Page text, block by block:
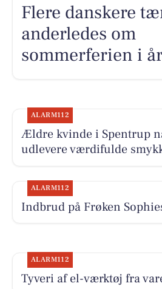
Flere danskere
anderledes om
sommerferien i
ALARM112
Ældre kvinde i Spentrup
udlevere værdifulde
ALARM112
Indbrud på Frøken
ALARM112
Tyveri af el-værktøj fra